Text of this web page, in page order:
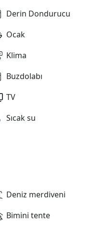
Derin Dondurucu
Ocak
Klima
Buzdolabı
TV
Sıcak su
Deniz merdiveni
Bimini tente